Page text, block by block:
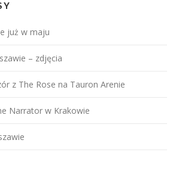
już w maju
– zdjęcia
z The Rose na Tauron Arenie
Narrator w Krakowie